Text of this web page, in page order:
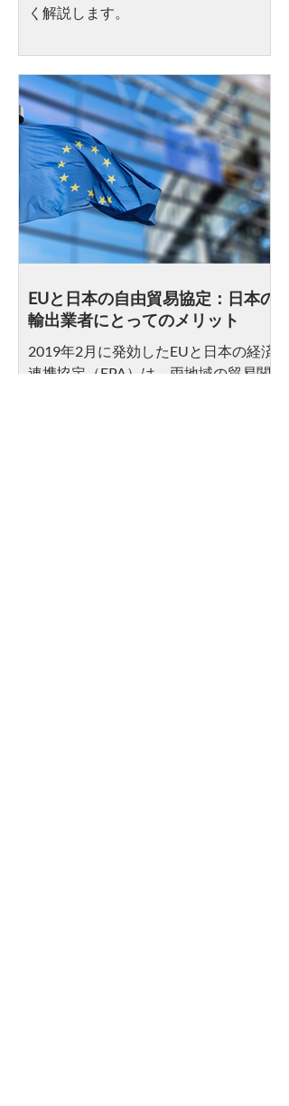
く解説します。
EUと日本の自由貿易協定：日本の
輸出業者にとってのメリット
2019年2月に発効したEUと日本の経済
連携協定（EPA）は、両地域の貿易関